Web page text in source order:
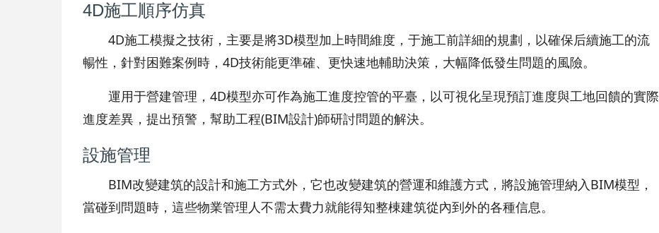
4D施工順序仿真
4D施工模擬之技術，主要是將3D模型加上時間維度，于施工前詳細的規劃，以確保后續施工的流
暢性，針對困難案例時，4D技術能更準確、更快速地輔助決策，大幅降低發生問題的風險。
運用于營建管理，4D模型亦可作為施工進度控管的平臺，以可視化呈現預訂進度與工地回饋的實際
進度差異，提出預警，幫助工程(BIM設計)師研討問題的解決。
設施管理
BIM改變建筑的設計和施工方式外，它也改變建筑的營運和維護方式，將設施管理納入BIM模型，
當碰到問題時，這些物業管理人不需太費力就能得知整棟建筑從內到外的各種信息。